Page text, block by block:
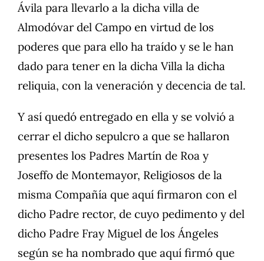
Ávila para llevarlo a la dicha villa de
Almodóvar del Campo en virtud de los
poderes que para ello ha traído y se le han
dado para tener en la dicha Villa la dicha
reliquia, con la veneración y decencia de tal.
Y así quedó entregado en ella y se volvió a
cerrar el dicho sepulcro a que se hallaron
presentes los Padres Martín de Roa y
Joseffo de Montemayor, Religiosos de la
misma Compañía que aquí firmaron con el
dicho Padre rector, de cuyo pedimento y del
dicho Padre Fray Miguel de los Ángeles
según se ha nombrado que aquí firmó que